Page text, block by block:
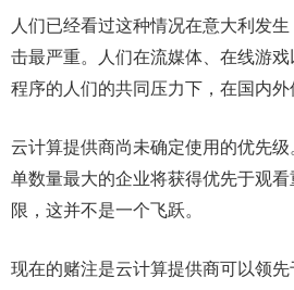
人们已经看过这种情况在意大利发
击最严重。人们在流媒体、在线游
程序的人们的共同压力下，在国内外
云计算提供商尚未确定使用的优先
单数量最大的企业将获得优先于观
限，这并不是一个飞跃。
现在的赌注是云计算提供商可以领